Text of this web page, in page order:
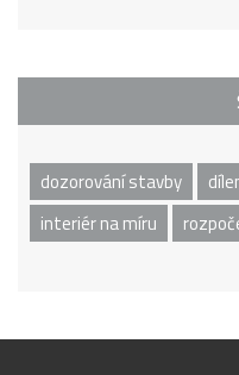
dozorování stavby
interiér na míru